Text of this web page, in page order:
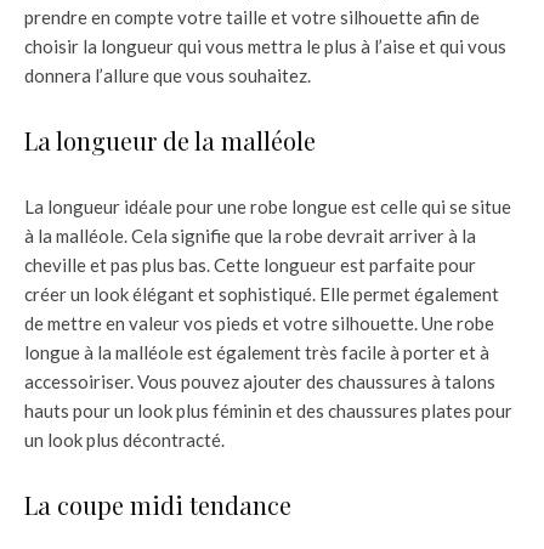
prendre en compte votre taille et votre silhouette afin de
choisir la longueur qui vous mettra le plus à l’aise et qui vous
donnera l’allure que vous souhaitez.
La longueur de la malléole
La longueur idéale pour une robe longue est celle qui se situe
à la malléole. Cela signifie que la robe devrait arriver à la
cheville et pas plus bas. Cette longueur est parfaite pour
créer un look élégant et sophistiqué. Elle permet également
de mettre en valeur vos pieds et votre silhouette. Une robe
longue à la malléole est également très facile à porter et à
accessoiriser. Vous pouvez ajouter des chaussures à talons
hauts pour un look plus féminin et des chaussures plates pour
un look plus décontracté.
La coupe midi tendance